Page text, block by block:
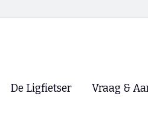
De Ligfietser Vraag &